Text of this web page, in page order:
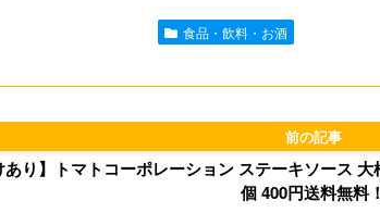
l
d
o
食品・飲料・お酒
】トマトコーポレーション ステーキソース 大根おろし or ガーリック 110g×いづれか4
個 400円送料無料！